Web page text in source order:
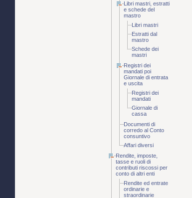
Libri mastri, estratti
e schede del
mastro
Libri mastri
Estratti dal
mastro
Schede dei
mastri
Registri dei
mandati poi
Giornale di entrata
e uscita
Registri dei
mandati
Giornale di
cassa
Documenti di
corredo al Conto
consuntivo
Affari diversi
Rendite, imposte,
tasse e ruoli di
contributi riscossi per
conto di altri enti
Rendite ed entrate
ordinarie e
straordinarie